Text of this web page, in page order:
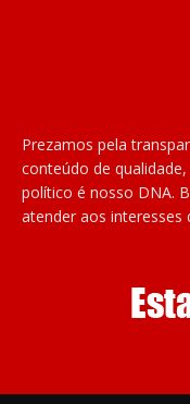
Prezamos pela
conteúdo de
político é nosso DNA.
atender aos interesses